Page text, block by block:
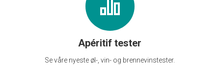
Apéritif tester
Se våre nyeste øl-, vin- og brennevinstester.